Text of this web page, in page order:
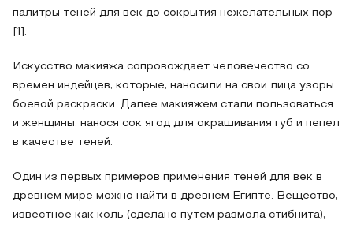
палитры теней для век до сокрытия нежелательных пор
[1].
Искусство макияжа сопровождает человечество со
времен индейцев, которые, наносили на свои лица узоры
боевой раскраски. Далее макияжем стали пользоваться
и женщины, нанося сок ягод для окрашивания губ и пепел
в качестве теней.
Один из первых примеров применения теней для век в
древнем мире можно найти в древнем Египте. Вещество,
известное как коль (сделано путем размола стибнита),